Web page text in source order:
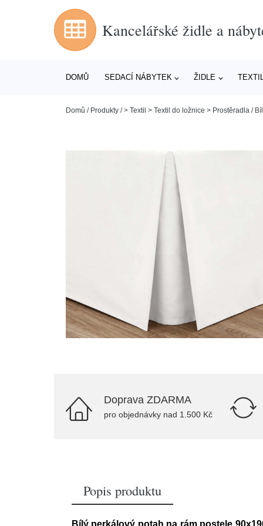
Kancelářské židle a
DOMŮ SEDACÍ NÁBYTEK ŽIDLE
Domů / Produkty /> Textil > Textil do ložnice > Prostěradla /
Doprava ZDARMA
pro objednávky nad 1.500 Kč
Popis produktu
Bílý perkálový potah na rám postele